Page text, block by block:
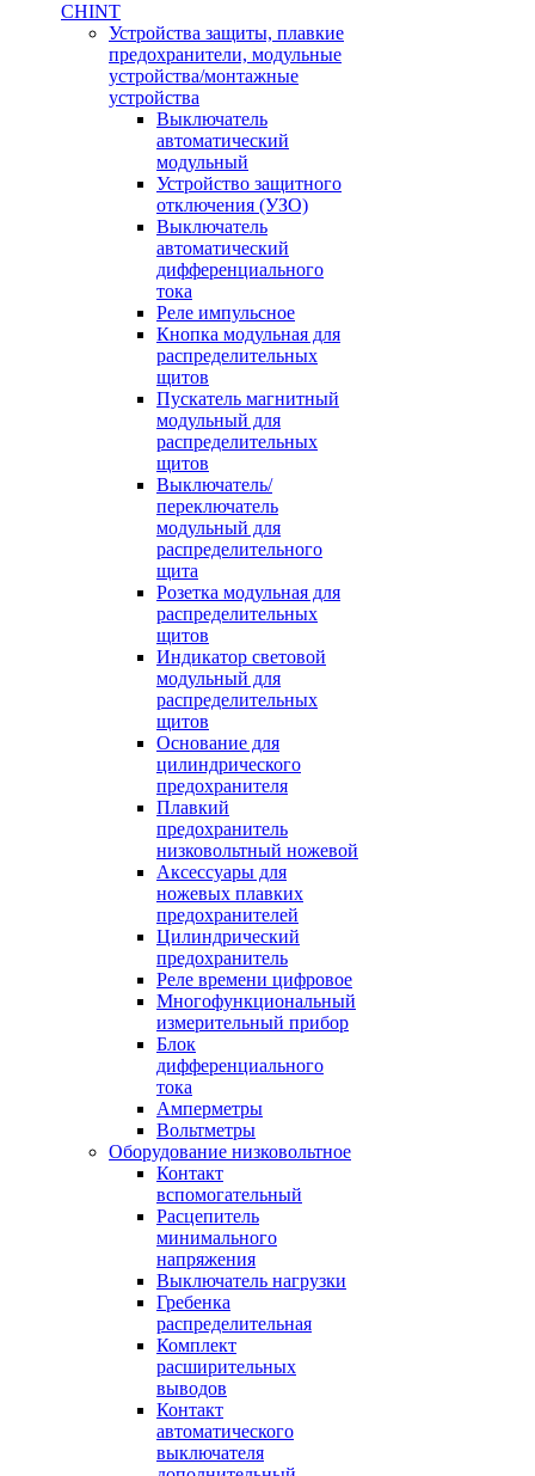
CHINT
Устройства защиты, плавкие
предохранители, модульные
устройства/монтажные
устройства
Выключатель
автоматический
модульный
Устройство защитного
отключения (УЗО)
Выключатель
автоматический
дифференциального
тока
Реле импульсное
Кнопка модульная для
распределительных
щитов
Пускатель магнитный
модульный для
распределительных
щитов
Выключатель/
переключатель
модульный для
распределительного
щита
Розетка модульная для
распределительных
щитов
Индикатор световой
модульный для
распределительных
щитов
Основание для
цилиндрического
предохранителя
Плавкий
предохранитель
низковольтный ножевой
Аксессуары для
ножевых плавких
предохранителей
Цилиндрический
предохранитель
Реле времени цифровое
Многофункциональный
измерительный прибор
Блок
дифференциального
тока
Амперметры
Вольтметры
Оборудование низковольтное
Контакт
вспомогательный
Расцепитель
минимального
напряжения
Выключатель нагрузки
Гребенка
распределительная
Комплект
расширительных
выводов
Контакт
автоматического
выключателя